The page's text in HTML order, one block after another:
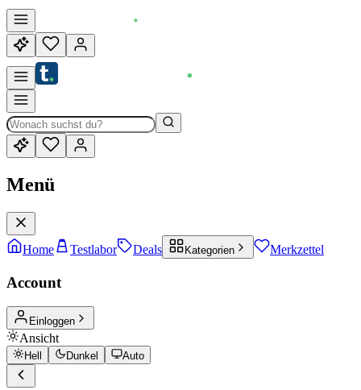
Menü
Home Testlabor Deals Kategorien Merkzettel
Account
Einloggen
Ansicht
Hell Dunkel Auto